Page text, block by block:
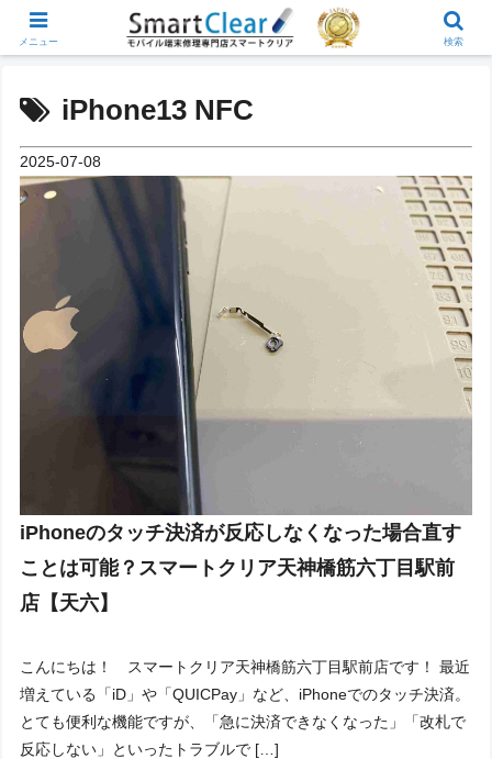
iPhone13 NFC
2025-07-08
iPhoneのタッチ決済が反応しなくなった場合直す
ことは可能？スマートクリア天神橋筋六丁目駅前
店【天六】
こんにちは！ スマートクリア天神橋筋六丁目駅前店です！ 最近
増えている「iD」や「QUICPay」など、iPhoneでのタッチ決済。
とても便利な機能ですが、「急に決済できなくなった」「改札で
反応しない」といったトラブルで […]
メニュー 検索